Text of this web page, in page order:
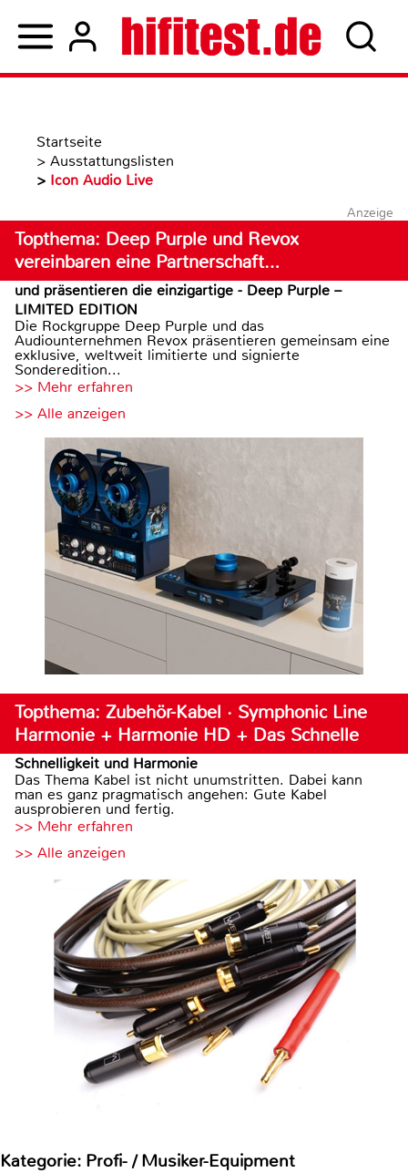
Startseite
> Ausstattungslisten
> Icon Audio Live
Anzeige
Topthema: Deep Purple und Revox
vereinbaren eine Partnerschaft…
und präsentieren die einzigartige - Deep Purple –
LIMITED EDITION
Die Rockgruppe Deep Purple und das
Audiounternehmen Revox präsentieren gemeinsam eine
exklusive, weltweit limitierte und signierte
Sonderedition...
>> Mehr erfahren
>> Alle anzeigen
Topthema: Zubehör-Kabel · Symphonic Line
Harmonie + Harmonie HD + Das Schnelle
Schnelligkeit und Harmonie
Das Thema Kabel ist nicht unumstritten. Dabei kann
man es ganz pragmatisch angehen: Gute Kabel
ausprobieren und fertig.
>> Mehr erfahren
>> Alle anzeigen
Kategorie: Profi- / Musiker-Equipment